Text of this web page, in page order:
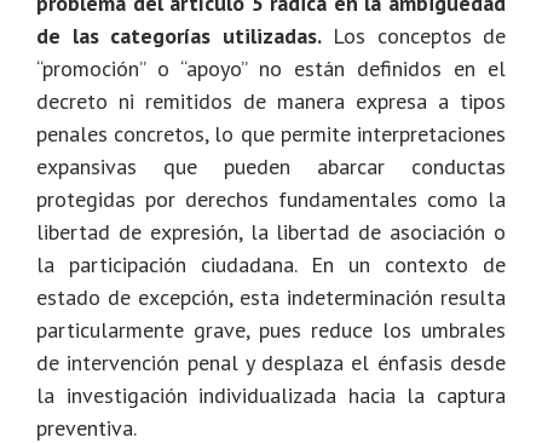
de las categorías utilizadas.Los conceptos de
“promoción” o “apoyo” no están definidos en el
decreto ni remitidos de manera expresa a tipos
penales concretos, lo que permite interpretaciones
expansivas que pueden abarcar conductas
protegidas por derechos fundamentales como la
libertad de expresión, la libertad de asociación o
la participación ciudadana. En un contexto de
estado de excepción, esta indeterminación resulta
particularmente grave, pues reduce los umbrales
de intervención penal y desplaza el énfasis desde
la investigación individualizada hacia la captura
preventiva.